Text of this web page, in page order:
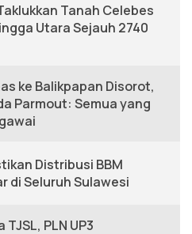
Tanah Celebes
Utara Sejauh 2740
ke Balikpapan Disorot,
Parmout: Semua yang
Distribusi BBM
di Seluruh Sulawesi
PLN UP3